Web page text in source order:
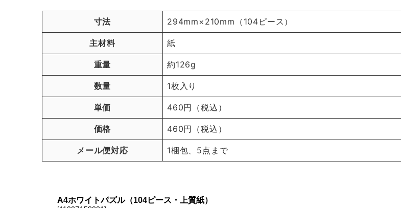
寸法 294mm×210mm（104ピース）
主材料 紙
重量 約126g
数量 1枚入り
単価 460円（税込）
価格 460円（税込）
メール便対応 1梱包、5点まで